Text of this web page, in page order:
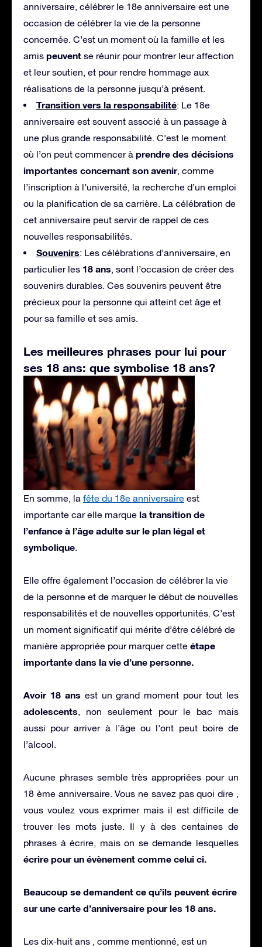
anniversaire, célébrer le 18e anniversaire est une
occasion de célébrer la vie de la personne
concernée. C’est un moment où la famille et les
amis peuvent se réunir pour montrer leur affection
et leur soutien, et pour rendre hommage aux
réalisations de la personne jusqu’à présent.
Transition vers la responsabilité: Le 18e
anniversaire est souvent associé à un passage à
une plus grande responsabilité. C’est le moment
où l’on peut commencer à prendre des décisions
importantes concernant son avenir, comme
l’inscription à l’université, la recherche d’un emploi
ou la planification de sa carrière. La célébration de
cet anniversaire peut servir de rappel de ces
nouvelles responsabilités.
Souvenirs: Les célébrations d’anniversaire, en
particulier les 18 ans, sont l’occasion de créer des
souvenirs durables. Ces souvenirs peuvent être
précieux pour la personne qui atteint cet âge et
pour sa famille et ses amis.
Les meilleures phrases pour lui pour
ses 18 ans: que symbolise 18 ans?
En somme, la fête du 18e anniversaire est
importante car elle marque la transition de
l’enfance à l’âge adulte sur le plan légal et
symbolique.
Elle offre également l’occasion de célébrer la vie
de la personne et de marquer le début de nouvelles
responsabilités et de nouvelles opportunités. C’est
un moment significatif qui mérite d’être célébré de
manière appropriée pour marquer cette étape
importante dans la vie d’une personne.
Avoir 18 ans est un grand moment pour tout les
adolescents, non seulement pour le bac mais
aussi pour arriver à l’âge ou l’ont peut boire de
l’alcool.
Aucune phrases semble très appropriées pour un
18 ème anniversaire. Vous ne savez pas quoi dire ,
vous voulez vous exprimer mais il est difficile de
trouver les mots juste. Il y à des centaines de
phrases à écrire, mais on se demande lesquelles
écrire pour un évènement comme celui ci.
Beaucoup se demandent ce qu’ils peuvent écrire
sur une carte d’anniversaire pour les 18 ans.
Les dix-huit ans , comme mentionné, est un